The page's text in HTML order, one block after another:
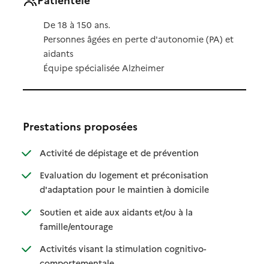
De 18 à 150 ans.
Personnes âgées en perte d'autonomie (PA) et
aidants
Équipe spécialisée Alzheimer
Prestations proposées
Activité de dépistage et de prévention: disponible
: non disponible
Evaluation du logement et préconisation
d'adaptation pour le maintien à domicile: disponible
: non disponible
Soutien et aide aux aidants et/ou à la
famille/entourage: disponible
: non disponible
Activités visant la stimulation cognitivo-